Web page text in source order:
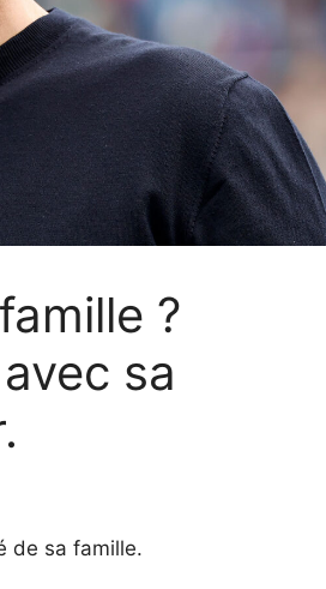
?
sa
de sa famille.